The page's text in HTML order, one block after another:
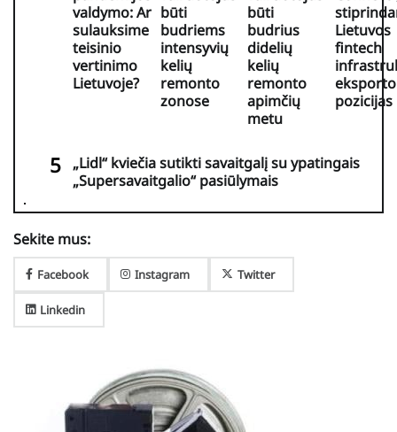
valdymo: Ar
sulauksime
teisinio
vertinimo
Lietuvoje?
būti
budriems
intensyvių
kelių
remonto
zonose
būti
budrius
didelių
kelių
remonto
apimčių
metu
Lietuvos
fintech
eksporto
pozicijas
„Lidl“ kviečia sutikti savaitgalį su ypatingais
„Supersavaitgalio“ pasiūlymais
Sekite mus:
Facebook Instagram Twitter
Linkedin